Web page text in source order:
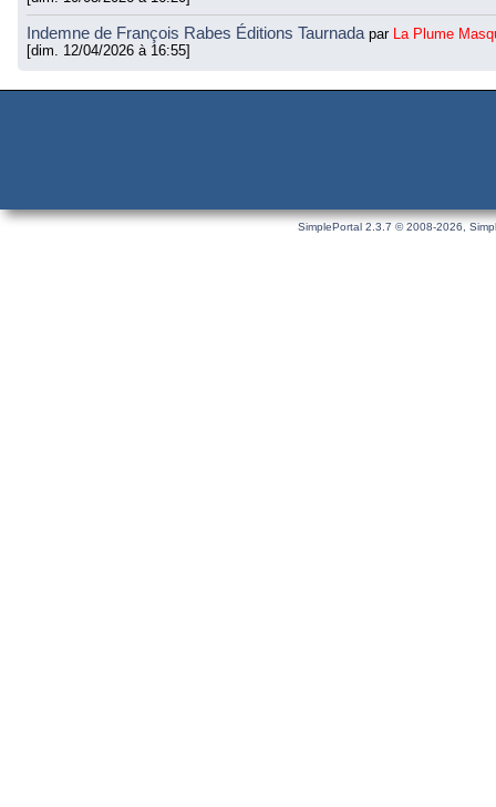
Indemne de François Rabes Éditions Taurnada par La Plume
[dim. 12/04/2026 à 16:55]
SimplePortal 2.3.7 © 2008-2026,